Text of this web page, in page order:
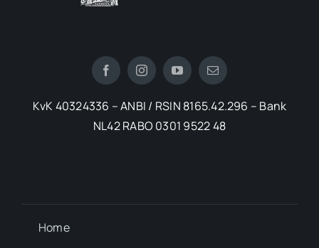
KvK 40324336 – ANBI / RSIN 8165.42.296 – Bank
NL42 RABO 0301 9522 48
Home